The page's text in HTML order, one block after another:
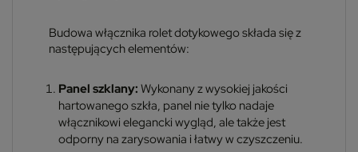
Budowa włącznika rolet dotykowego składa się z
następujących elementów:
Panel szklany: Wykonany z wysokiej jakości
hartowanego szkła, panel nie tylko nadaje
włącznikowi elegancki wygląd, ale także jest
odporny na zarysowania i łatwy w czyszczeniu.